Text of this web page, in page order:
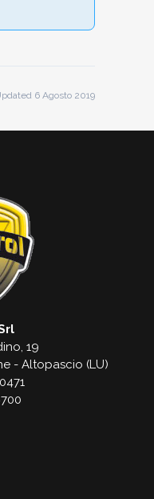
6 Agosto 2019
19
- Altopascio (LU)